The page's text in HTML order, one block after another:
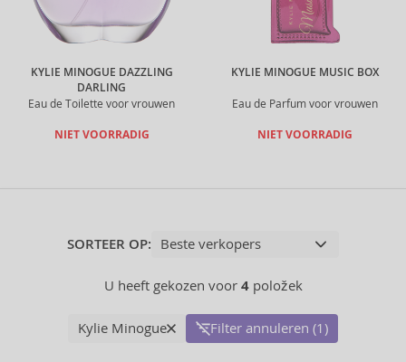
KYLIE MINOGUE DAZZLING
DARLING
Eau de Toilette voor vrouwen
NIET VOORRADIG
KYLIE MINOGUE MUSIC BOX
Eau de Parfum voor vrouwen
NIET VOORRADIG
SORTEER OP:
U heeft gekozen voor 4položek
Kylie Minogue Filter annuleren (1)